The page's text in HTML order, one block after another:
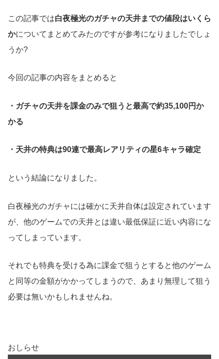
この記事では白夜極光のガチャの天井までの値段はいくら
かについてまとめてみたのですが参考になりましたでしょ
うか?
今回の記事の内容をまとめると
・ガチャの天井を課金のみで狙うと最高で約35,100円か
かる
・天井の特典は90連で最高レアリティの星6キャラ確定
という結論になりました。
白夜極光のガチャには確かに天井自体は設定されています
が、他のゲームでの天井とは違い最低保証に近い内容にな
ってしまっています。
それでも特典を受ける為に課金で狙うとすると他のゲーム
と同等の金額がかかってしまうので、あまり無理して狙う
必要は無いかもしれませんね。
おしらせ